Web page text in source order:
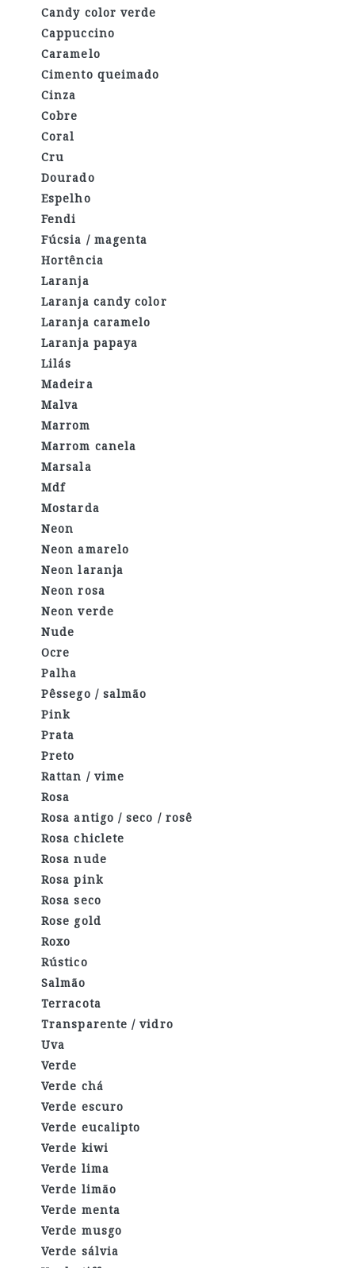
Candy color verde
Cappuccino
Caramelo
Cimento queimado
Cinza
Cobre
Coral
Cru
Dourado
Espelho
Fendi
Fúcsia / magenta
Hortência
Laranja
Laranja candy color
Laranja caramelo
Laranja papaya
Lilás
Madeira
Malva
Marrom
Marrom canela
Marsala
Mdf
Mostarda
Neon
Neon amarelo
Neon laranja
Neon rosa
Neon verde
Nude
Ocre
Palha
Pêssego / salmão
Pink
Prata
Preto
Rattan / vime
Rosa
Rosa antigo / seco / rosê
Rosa chiclete
Rosa nude
Rosa pink
Rosa seco
Rose gold
Roxo
Rústico
Salmão
Terracota
Transparente / vidro
Uva
Verde
Verde chá
Verde escuro
Verde eucalipto
Verde kiwi
Verde lima
Verde limão
Verde menta
Verde musgo
Verde sálvia